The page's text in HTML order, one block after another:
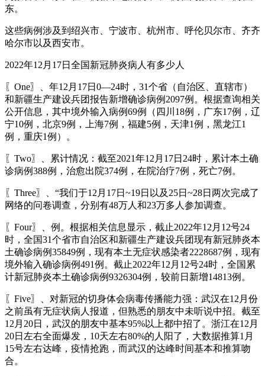
东。
这些病例涉及到绍兴市、宁波市、杭州市、呼伦贝尔市、齐齐
哈尔市以及西安市。
2022年12月17日全国新冠肺炎病人有多少人
〖One〗、年12月17日0—24时，31个省（自治区、直辖市）
和新疆生产建设兵团报告新增确诊病例2097例。根据查询相关
公开信息，其中境外输入病例69例（四川18例，广东17例，辽
宁10例，北京9例，上海7例，福建5例，天津1例，黑龙江1
例，重庆1例）。
〖Two〗、累计情况：截至2021年12月17日24时，累计本土确
诊病例388例，治愈出院374例，在院治疗7例，死亡7例。
〖Three〗、“我们于12月17日~19日以及25日~28日两次完成了
网络的问卷调查，分别有48万人和23万多人参加调查。
〖Four〗、例。根据相关信息显示，截止2022年12月12号24
时，全国31个省市自治区和新疆生产建设兵团现有新冠肺炎本
土确诊病例35849例，现有本土无症状感染者2228687例，现有
境外输入确诊病例491例。截止2022年12月12号24时，全国累
计新冠肺炎本土确诊病例9326304例，较前日新增14813例。
〖Five〗、对新冠的切身体会病毒传播能力强：武汉在12月份
之前虽有无症状病人报道，但熟悉的朋友中未听说中招。截至
12月20日，武汉的朋友中基本95%以上都中招了。浙江在12月
20日左右全面爆发，10天左右80%的人阳了，大数据推算1月
15号左右达峰，疫情抢跑，而武汉的达峰时间基本和推算吻
合。